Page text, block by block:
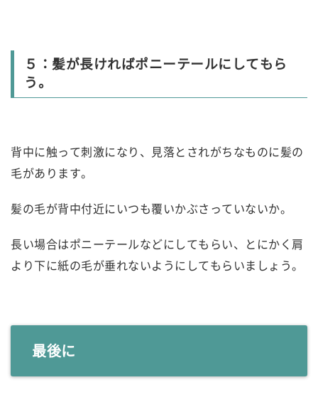
５：髪が長ければポニーテールにしてもら
う。
背中に触って刺激になり、見落とされがちなものに髪の
毛があります。
髪の毛が背中付近にいつも覆いかぶさっていないか。
長い場合はポニーテールなどにしてもらい、とにかく肩
より下に紙の毛が垂れないようにしてもらいましょう。
最後に